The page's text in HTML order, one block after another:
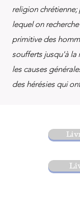
religion
lequel on
primitive des
soufferts jusqu'à la
les causes
des hérésies qui